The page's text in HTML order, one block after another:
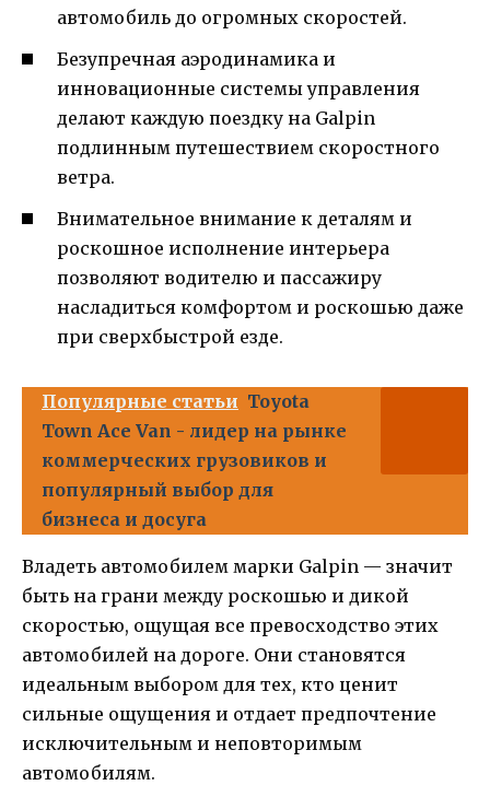
автомобиль до огромных скоростей.
Безупречная аэродинамика и
инновационные системы управления
делают каждую поездку на Galpin
подлинным путешествием скоростного
ветра.
Внимательное внимание к деталям и
роскошное исполнение интерьера
позволяют водителю и пассажиру
насладиться комфортом и роскошью даже
при сверхбыстрой езде.
Популярные статьи Toyota
Town Ace Van - лидер на рынке
коммерческих грузовиков и
популярный выбор для
бизнеса и досуга
Владеть автомобилем марки Galpin — значит
быть на грани между роскошью и дикой
скоростью, ощущая все превосходство этих
автомобилей на дороге. Они становятся
идеальным выбором для тех, кто ценит
сильные ощущения и отдает предпочтение
исключительным и неповторимым
автомобилям.